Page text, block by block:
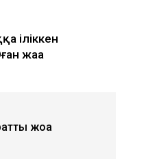
іліккен
жаңа
жоққа